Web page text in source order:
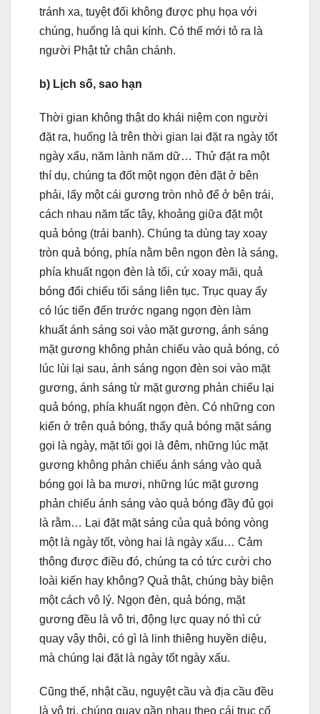
tránh xa, tuyệt đối không được phụ họa với
chúng, huống là qui kính. Có thế mới tỏ ra là
người Phật tử chân chánh.
b) Lịch số, sao hạn
Thời gian không thật do khái niệm con người
đặt ra, huống là trên thời gian lại đặt ra ngày tốt
ngày xấu, năm lành năm dữ… Thử đặt ra một
thí dụ, chúng ta đốt một ngọn đèn đặt ở bên
phải, lấy một cái gương tròn nhỏ để ở bên trái,
cách nhau năm tấc tây, khoảng giữa đặt một
quả bóng (trái banh). Chúng ta dùng tay xoay
tròn quả bóng, phía nằm bên ngọn đèn là sáng,
phía khuất ngọn đèn là tối, cứ xoay mãi, quả
bóng đối chiếu tối sáng liên tục. Trục quay ấy
có lúc tiến đến trước ngang ngọn đèn làm
khuất ánh sáng soi vào mặt gương, ánh sáng
mặt gương không phản chiếu vào quả bóng, có
lúc lùi lại sau, ánh sáng ngọn đèn soi vào mặt
gương, ánh sáng từ mặt gương phản chiếu lại
quả bóng, phía khuất ngọn đèn. Có những con
kiến ở trên quả bóng, thấy quả bóng mặt sáng
gọi là ngày, mặt tối gọi là đêm, những lúc mặt
gương không phản chiếu ánh sáng vào quả
bóng gọi là ba mươi, những lúc mặt gương
phản chiếu ánh sáng vào quả bóng đầy đủ gọi
là rằm… Lại đặt mặt sáng của quả bóng vòng
một là ngày tốt, vòng hai là ngày xấu… Cảm
thông được điều đó, chúng ta có tức cười cho
loài kiến hay không? Quả thật, chúng bày biện
một cách vô lý. Ngọn đèn, quả bóng, mặt
gương đều là vô tri, động lực quay nó thì cứ
quay vậy thôi, có gì là linh thiêng huyền diệu,
mà chúng lại đặt là ngày tốt ngày xấu.
Cũng thế, nhật cầu, nguyệt cầu và địa cầu đều
là vô tri, chúng quay gần nhau theo cái trục cố